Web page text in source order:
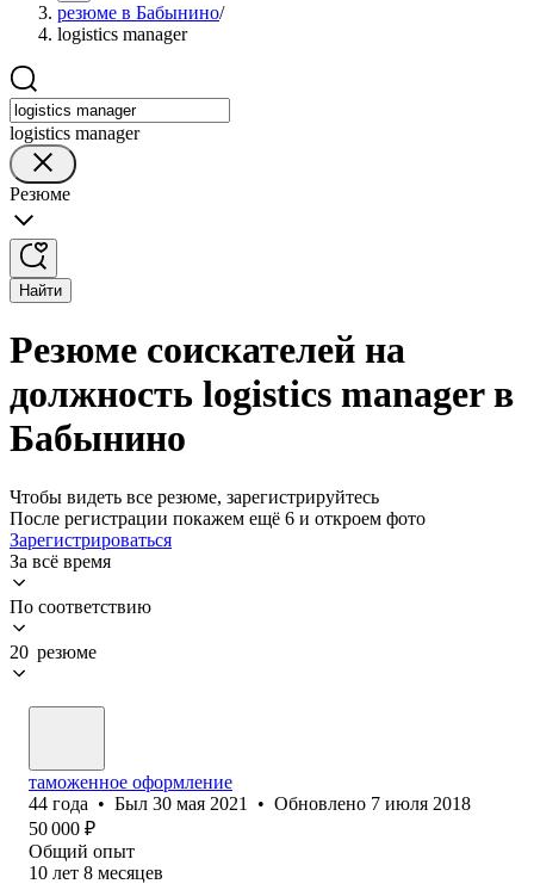
резюме в Бабынино/
logistics manager
logistics manager
Резюме
Найти
Резюме соискателей на
должность logistics manager в
Бабынино
Чтобы видеть все резюме, зарегистрируйтесь
После регистрации покажем ещё 6 и откроем фото
Зарегистрироваться
За всё время
По соответствию
20 резюме
таможенное оформление
44 года • Был 30 мая 2021 • Обновлено 7 июля 2018
50 000 ₽
Общий опыт
10 лет 8 месяцев